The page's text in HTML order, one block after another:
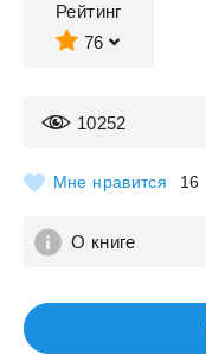
Рейтинг
76
10252
Мне нравится 16
О книге